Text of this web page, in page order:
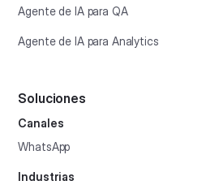
Agente de IA para QA
Agente de IA para Analytics
Soluciones
Canales
WhatsApp
Industrias